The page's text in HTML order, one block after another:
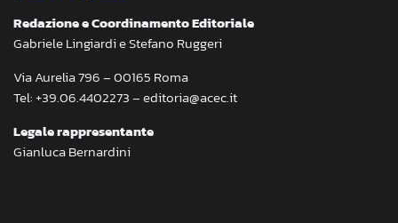
Redazione e Coordinamento Editoriale
Gabriele Lingiardi e Stefano Ruggeri
Via Aurelia 796 – 00165 Roma
Tel: +39.06.4402273 – editoria@acec.it
Legale rappresentante
Gianluca Bernardini